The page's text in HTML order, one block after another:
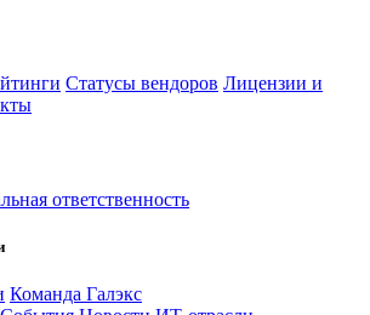
Статусы вендоров Лицензии и
ответственность
Команда Галэкс